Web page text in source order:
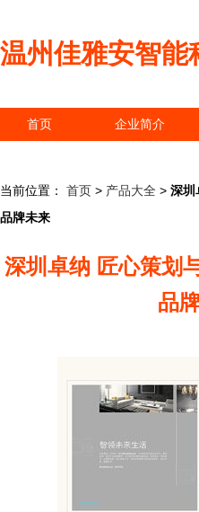
温州佳雅安智能
首页 企业简介
当前位置： 首页 > 产品大全 > 深圳
品牌未来
深圳卓纳 匠心策划
品